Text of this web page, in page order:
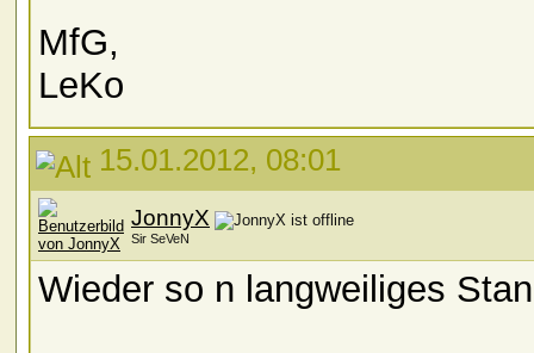
MfG,
LeKo
15.01.2012, 08:01
JonnyX
Sir SeVeN
Wieder so n langweiliges